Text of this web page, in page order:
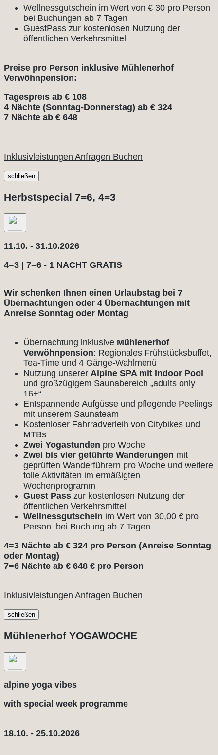
Wellnessgutschein im Wert von € 30 pro Person
bei Buchungen ab 7 Tagen
GuestPass zur kostenlosen Nutzung der
öffentlichen Verkehrsmittel
Preise pro Person inklusive Mühlenerhof
Verwöhnpension:
Tagespreis ab € 108
4 Nächte (Sonntag-Donnerstag) ab € 324
7 Nächte ab € 648
Inklusivleistungen Anfragen Buchen
schließen
Herbstspecial 7=6, 4=3
11.10. - 31.10.2026
4=3 | 7=6 - 1 NACHT GRATIS
Wir schenken Ihnen einen Urlaubstag bei 7
Übernachtungen oder 4 Übernachtungen mit
Anreise Sonntag oder Montag
Übernachtung inklusive Mühlenerhof
Verwöhnpension: Regionales Frühstücksbuffet,
Tea-Time und 4 Gänge-Wahlmenü
Nutzung unserer Alpine SPA mit Indoor Pool
und großzügigem Saunabereich „adults only
16+“
Entspannende Aufgüsse und pflegende Peelings
mit unserem Saunateam
Kostenloser Fahrradverleih von Citybikes und
MTBs
Zwei Yogastunden pro Woche
Zwei bis vier geführte Wanderungen mit
geprüften Wanderführern pro Woche und weitere
tolle Aktivitäten im ermäßigten
Wochenprogramm
Guest Pass zur kostenlosen Nutzung der
öffentlichen Verkehrsmittel
Wellnessgutschein im Wert von 30,00 € pro
Person bei Buchung ab 7 Tagen
4=3 Nächte ab € 324 pro Person (Anreise Sonntag
oder Montag)
7=6 Nächte ab € 648 € pro Person
Inklusivleistungen Anfragen Buchen
schließen
Mühlenerhof YOGAWOCHE
alpine yoga vibes
with special week programme
18.10. - 25.10.2026